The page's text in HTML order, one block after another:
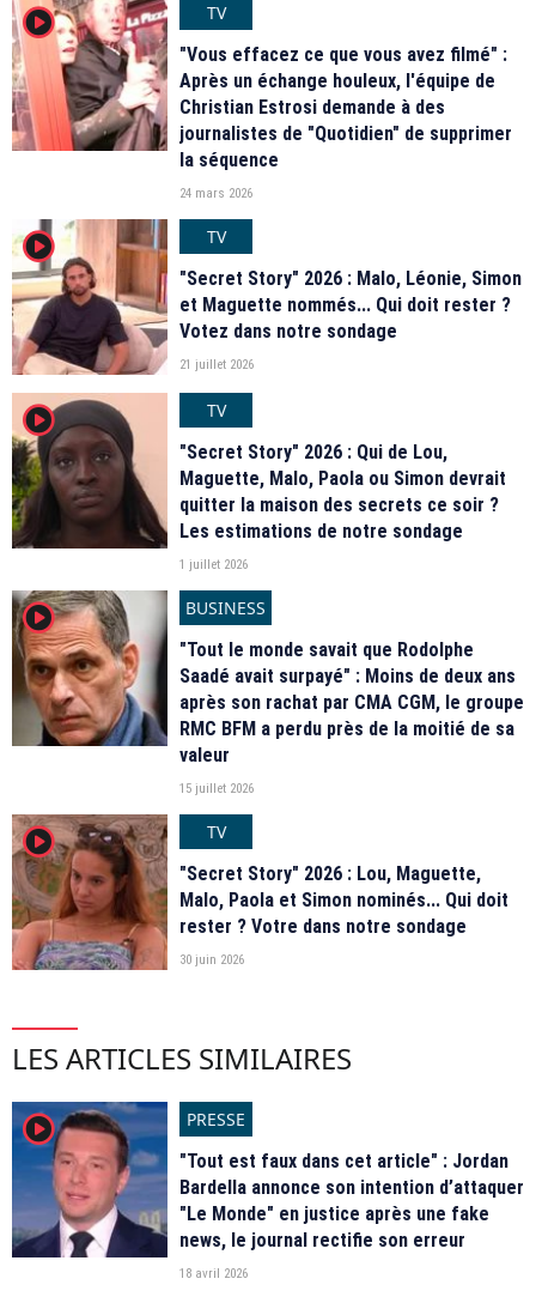
player2
TV
"Vous effacez ce que vous avez filmé" :
Après un échange houleux, l'équipe de
Christian Estrosi demande à des
journalistes de "Quotidien" de supprimer
la séquence
24 mars 2026
player2
TV
"Secret Story" 2026 : Malo, Léonie, Simon
et Maguette nommés... Qui doit rester ?
Votez dans notre sondage
21 juillet 2026
player2
TV
"Secret Story" 2026 : Qui de Lou,
Maguette, Malo, Paola ou Simon devrait
quitter la maison des secrets ce soir ?
Les estimations de notre sondage
1 juillet 2026
player2
BUSINESS
"Tout le monde savait que Rodolphe
Saadé avait surpayé" : Moins de deux ans
après son rachat par CMA CGM, le groupe
RMC BFM a perdu près de la moitié de sa
valeur
15 juillet 2026
player2
TV
"Secret Story" 2026 : Lou, Maguette,
Malo, Paola et Simon nominés... Qui doit
rester ? Votre dans notre sondage
30 juin 2026
LES ARTICLES SIMILAIRES
player2
PRESSE
"Tout est faux dans cet article" : Jordan
Bardella annonce son intention d’attaquer
"Le Monde" en justice après une fake
news, le journal rectifie son erreur
18 avril 2026